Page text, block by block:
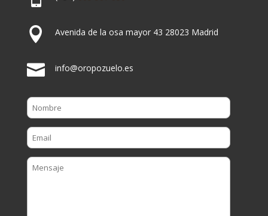
 Avenida de la osa mayor 43 28023 Madrid
 info@oropozuelo.es